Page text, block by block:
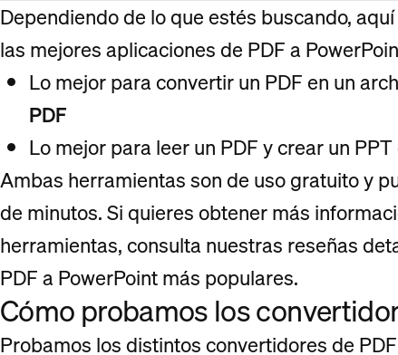
Dependiendo de lo que estés buscando,
las mejores aplicaciones de PDF a
Lo mejor para convertir un PDF en un
PDF
Lo mejor para leer un PDF y crear un
Ambas herramientas son de uso gratuito y
de minutos. Si quieres obtener más
herramientas, consulta nuestras reseñas
PDF a PowerPoint más populares.
Cómo probamos los
Probamos los distintos convertidores de